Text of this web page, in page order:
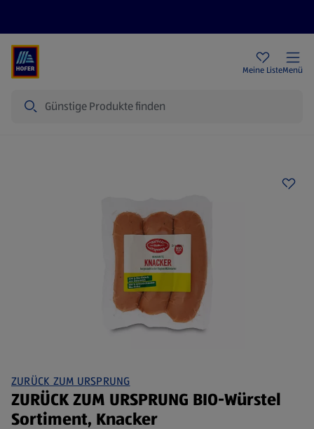
Meine ListeMenü
ZURÜCK ZUM URSPRUNG
ZURÜCK ZUM URSPRUNG BIO-Würstel
Sortiment, Knacker